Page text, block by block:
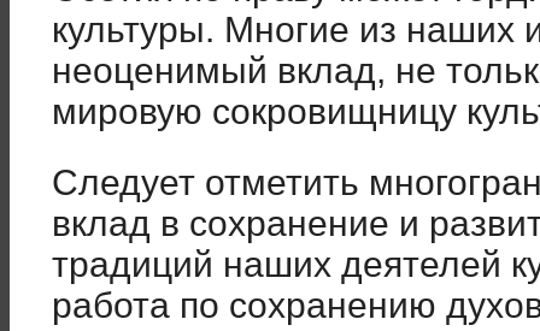
культуры. Многие из наших
неоценимый вклад, не
мировую сокровищницу
Следует отметить
вклад в сохранение и
традиций наших деятелей
работа по сохранению